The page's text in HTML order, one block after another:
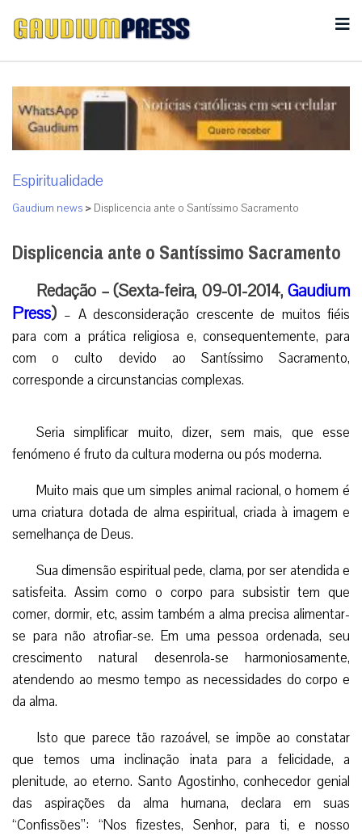
Espiritualidade
Gaudium news > Displicencia ante o Santíssimo Sacramento
Displicencia ante o Santíssimo Sacramento
Redação – (Sexta-feira, 09-01-2014, Gaudium
Press) – A desconsideração crescente de muitos fiéis
para com a prática religiosa e, consequentemente, para
com o culto devido ao Santíssimo Sacramento,
corresponde a circunstancias complexas.
Seria simplificar muito, dizer, sem mais, que esse
fenómeno é fruto da cultura moderna ou pós moderna.
Muito mais que um simples animal racional, o homem é
uma criatura dotada de alma espiritual, criada à imagem e
semelhança de Deus.
Sua dimensão espiritual pede, clama, por ser atendida e
satisfeita. Assim como o corpo para subsistir tem que
comer, dormir, etc, assim também a alma precisa alimentar-
se para não atrofiar-se. Em uma pessoa ordenada, seu
crescimento natural desenrola-se harmoniosamente,
atendendo ao mesmo tempo as necessidades do corpo e
da alma.
Isto que parece tão razoável, se impõe ao constatar
que temos uma inclinação inata para a felicidade, a
plenitude, ao eterno. Santo Agostinho, conhecedor genial
das aspirações da alma humana, declara em suas
“Confissões”: “Nos fizestes, Senhor, para ti, e nosso